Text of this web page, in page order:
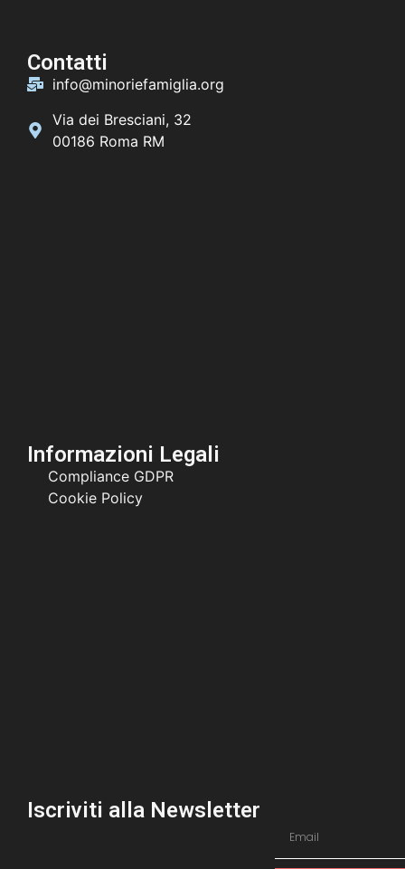
Contatti
info@minoriefamiglia.org
Via dei Bresciani, 32
00186 Roma RM
Informazioni Legali
Compliance GDPR
Cookie Policy
Iscriviti alla Newsletter